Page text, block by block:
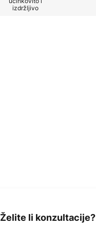
izdržljivo
Želite li konzultacije?